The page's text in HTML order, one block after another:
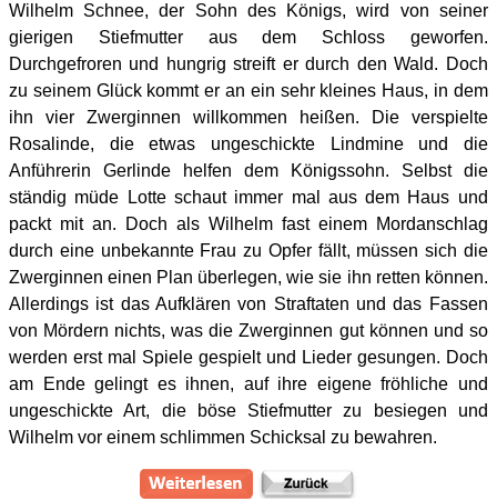
Wilhelm Schnee, der Sohn des Königs, wird von seiner
gierigen Stiefmutter aus dem Schloss geworfen.
Durchgefroren und hungrig streift er durch den Wald. Doch
zu seinem Glück kommt er an ein sehr kleines Haus, in dem
ihn vier Zwerginnen willkommen heißen. Die verspielte
Rosalinde, die etwas ungeschickte Lindmine und die
Anführerin Gerlinde helfen dem Königssohn. Selbst die
ständig müde Lotte schaut immer mal aus dem Haus und
packt mit an. Doch als Wilhelm fast einem Mordanschlag
durch eine unbekannte Frau zu Opfer fällt, müssen sich die
Zwerginnen einen Plan überlegen, wie sie ihn retten können.
Allerdings ist das Aufklären von Straftaten und das Fassen
von Mördern nichts, was die Zwerginnen gut können und so
werden erst mal Spiele gespielt und Lieder gesungen. Doch
am Ende gelingt es ihnen, auf ihre eigene fröhliche und
ungeschickte Art, die böse Stiefmutter zu besiegen und
Wilhelm vor einem schlimmen Schicksal zu bewahren.